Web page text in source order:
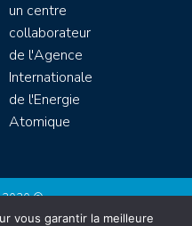
un centre
collaborateur
de l'Agence
Internationale
de l'Energie
Atomique
2020 ©
données (rgpd)
vous garantir la meilleure